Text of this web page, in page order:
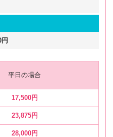
平日の場合
17,500円
23,875円
28,000円